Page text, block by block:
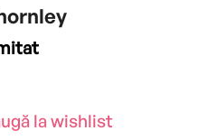
la wishlist